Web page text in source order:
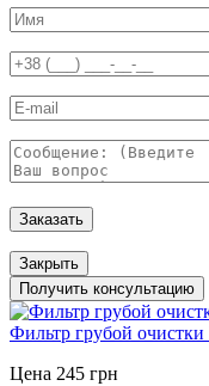
Заказать
Закрыть
Получить консультацию
Фильтр грубой
Цена 245 грн